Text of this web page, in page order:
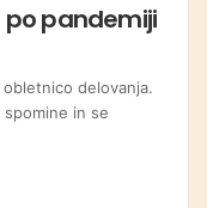
po pandemiji
delovanja.
in se